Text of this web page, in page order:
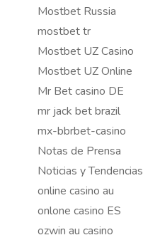
Mostbet Russia
mostbet tr
Mostbet UZ Casino
Mostbet UZ Online
Mr Bet casino DE
mr jack bet brazil
mx-bbrbet-casino
Notas de Prensa
Noticias y Tendencias
online casino au
onlone casino ES
ozwin au casino